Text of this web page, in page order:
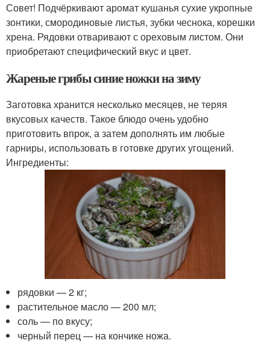
Совет! Подчёркивают аромат кушанья сухие укропные
зонтики, смородиновые листья, зубки чеснока, корешки
хрена. Рядовки отваривают с ореховым листом. Они
приобретают специфический вкус и цвет.
Жареные грибы синие ножки на зиму
Заготовка хранится несколько месяцев, не теряя
вкусовых качеств. Такое блюдо очень удобно
приготовить впрок, а затем дополнять им любые
гарниры, использовать в готовке других угощений.
Ингредиенты:
рядовки — 2 кг;
растительное масло — 200 мл;
соль — по вкусу;
черный перец — на кончике ножа.